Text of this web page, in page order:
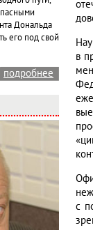
Дональда
его под свой
подробнее
в
с